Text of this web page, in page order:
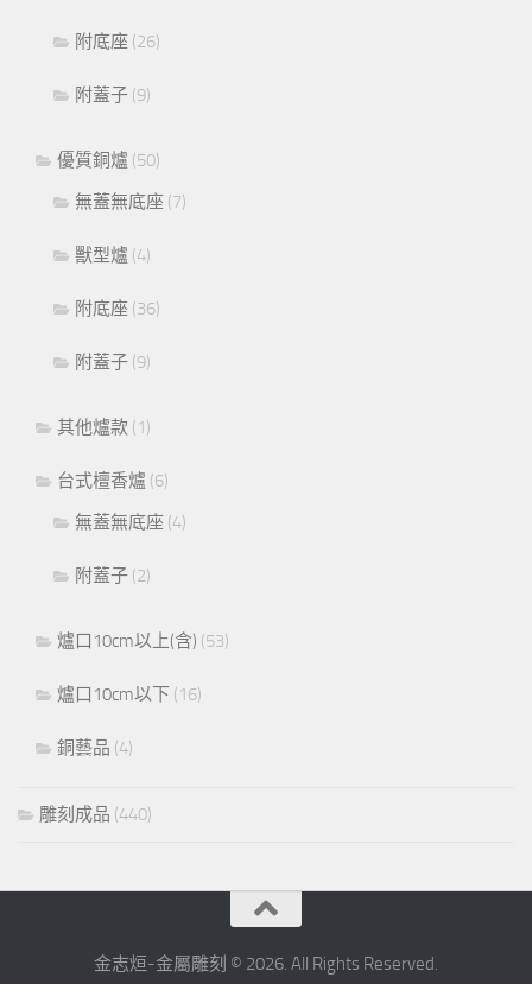
附底座 (26)
附蓋子 (9)
優質銅爐 (50)
無蓋無底座 (7)
獸型爐 (4)
附底座 (36)
附蓋子 (9)
其他爐款 (1)
台式檀香爐 (6)
無蓋無底座 (4)
附蓋子 (2)
爐口10cm以上(含) (53)
爐口10cm以下 (16)
銅藝品 (4)
雕刻成品 (440)
金志烜-金屬雕刻 © 2026. All Rights Reserved.